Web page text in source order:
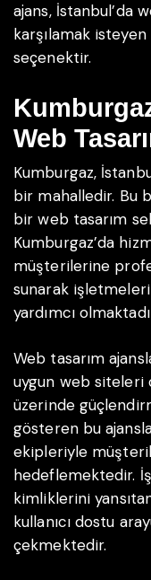
ajans, İstanbul’da
karşılamak
seçenektir.
Web
Kumburgaz,
bir mahalledir. Bu
bir web tasarım
Kumburgaz’da
müşterilerine
sunarak
yardımcı
Web tasarım
uygun web siteleri
üzerinde
gösteren bu
ekipleriyle
hedeflemektedir.
kimliklerini
kullanıcı dostu
çekmektedir.